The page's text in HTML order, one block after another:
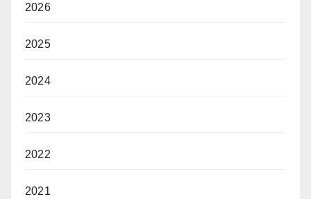
2026
2025
2024
2023
2022
2021